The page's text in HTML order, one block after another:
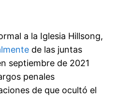
a la Iglesia Hillsong,
de las juntas
septiembre de 2021
penales
de que ocultó el